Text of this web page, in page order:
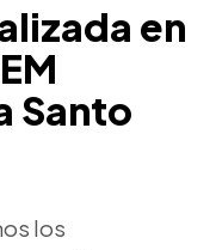
en
Santo
los